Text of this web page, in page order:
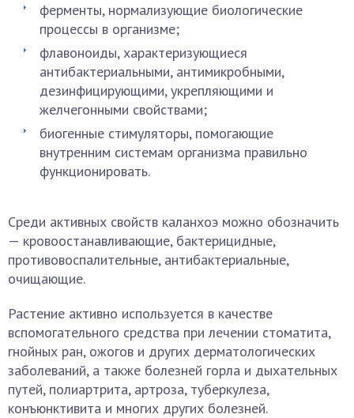
ферменты, нормализующие биологические
процессы в организме;
флавоноиды, характеризующиеся
антибактериальными, антимикробными,
дезинфицирующими, укрепляющими и
желчегонными свойствами;
биогенные стимуляторы, помогающие
внутренним системам организма правильно
функционировать.
Среди активных свойств каланхоэ можно обозначить
— кровоостанавливающие, бактерицидные,
противовоспалительные, антибактериальные,
очищающие.
Растение активно используется в качестве
вспомогательного средства при лечении стоматита,
гнойных ран, ожогов и других дерматологических
заболеваний, а также болезней горла и дыхательных
путей, полиартрита, артроза, туберкулеза,
конъюнктивита и многих других болезней.